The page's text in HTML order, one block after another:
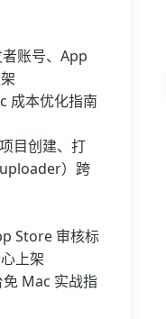
账号、App
成本优化指南
目创建、打
）跨
Store 审核标
上架
Mac 实战指